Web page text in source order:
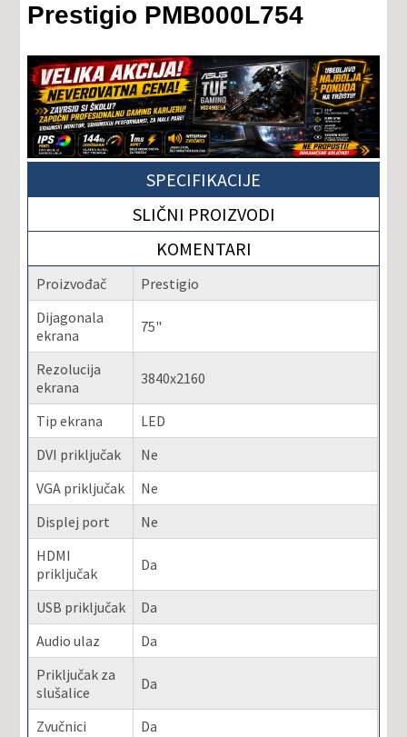
Prestigio PMB000L754
SPECIFIKACIJE
SLIČNI PROIZVODI
KOMENTARI
Proizvođač
Prestigio
Dijagonala
ekrana
75"
Rezolucija
ekrana
3840x2160
Tip ekrana
LED
DVI priključak
Ne
VGA priključak
Ne
Displej port
Ne
HDMI
priključak
Da
USB priključak
Da
Audio ulaz
Da
Priključak za
slušalice
Da
Zvučnici
Da